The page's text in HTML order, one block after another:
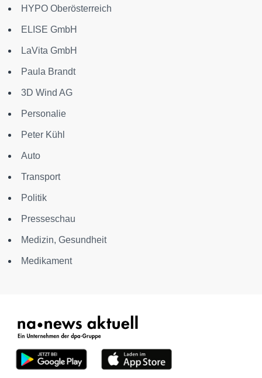
HYPO Oberösterreich
ELISE GmbH
LaVita GmbH
Paula Brandt
3D Wind AG
Personalie
Peter Kühl
Auto
Transport
Politik
Presseschau
Medizin, Gesundheit
Medikament